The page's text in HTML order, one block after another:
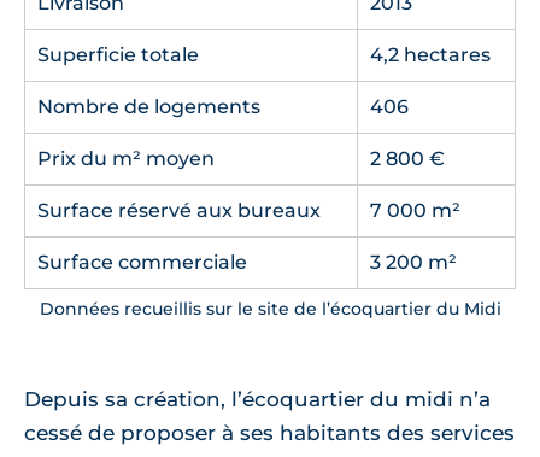
Données recueillis sur le site de l’écoquartier du Midi
Superficie totale 4,2 hectares
Nombre de logements 406
Prix du m² moyen 2 800 €
Surface réservé aux bureaux 7 000 m²
Surface commerciale 3 200 m²
Depuis sa création, l’écoquartier du midi n’a
cessé de proposer à ses habitants des services